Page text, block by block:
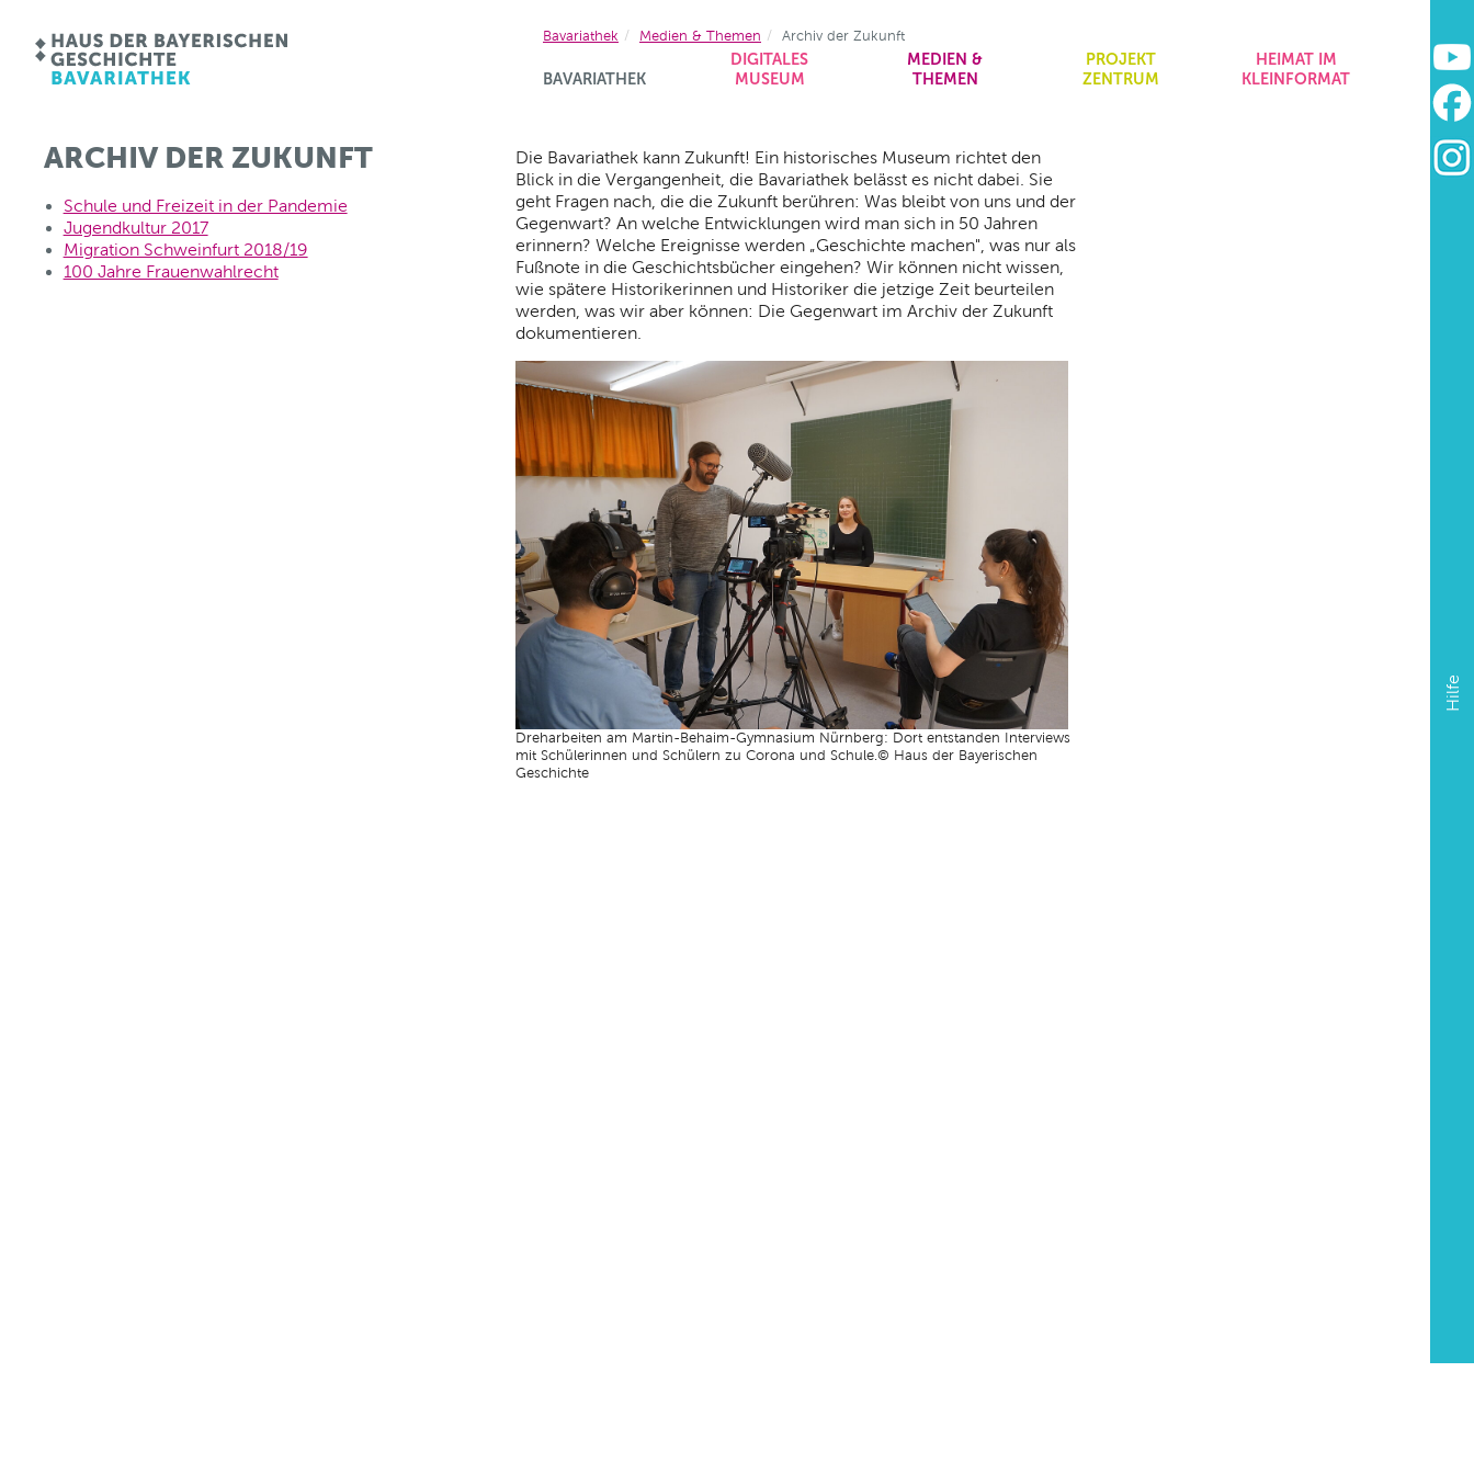
BAVARIATHEK
DIGITALES
MUSEUM
MEDIEN &
THEMEN
PROJEKT
ZENTRUM
HEIMAT IM
KLEINFORMAT
Hilfe
Bavariathek Medien & Themen Archiv der Zukunft
ARCHIV DER ZUKUNFT
Schule und Freizeit in der Pandemie
Jugendkultur 2017
Migration Schweinfurt 2018/19
100 Jahre Frauenwahlrecht
Die Bavariathek kann Zukunft! Ein historisches Museum richtet den
Blick in die Vergangenheit, die Bavariathek belässt es nicht dabei. Sie
geht Fragen nach, die die Zukunft berühren: Was bleibt von uns und der
Gegenwart? An welche Entwicklungen wird man sich in 50 Jahren
erinnern? Welche Ereignisse werden „Geschichte machen", was nur als
Fußnote in die Geschichtsbücher eingehen? Wir können nicht wissen,
wie spätere Historikerinnen und Historiker die jetzige Zeit beurteilen
werden, was wir aber können: Die Gegenwart im Archiv der Zukunft
dokumentieren.
Dreharbeiten am Martin-Behaim-Gymnasium Nürnberg: Dort entstanden Interviews
mit Schülerinnen und Schülern zu Corona und Schule.© Haus der Bayerischen
Geschichte